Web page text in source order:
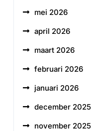
mei 2026
april 2026
maart 2026
februari 2026
januari 2026
december 2025
november 2025